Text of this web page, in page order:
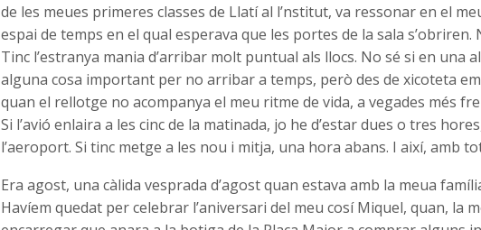
de les meues primeres classes de Llatí al l’nstitut, va ressonar en el
espai de temps en el qual esperava que les portes de la sala s’obriren.
Tinc l’estranya mania d’arribar molt puntual als llocs. No sé si en una
alguna cosa important per no arribar a temps, però des de xicoteta
quan el rellotge no acompanya el meu ritme de vida, a vegades més
Si l’avió enlaira a les cinc de la matinada, jo he d’estar dues o tres
l’aeroport. Si tinc metge a les nou i mitja, una hora abans. I així, amb
Era agost, una càlida vesprada d’agost quan estava amb la meua
Havíem quedat per celebrar l’aniversari del meu cosí Miquel, quan, la